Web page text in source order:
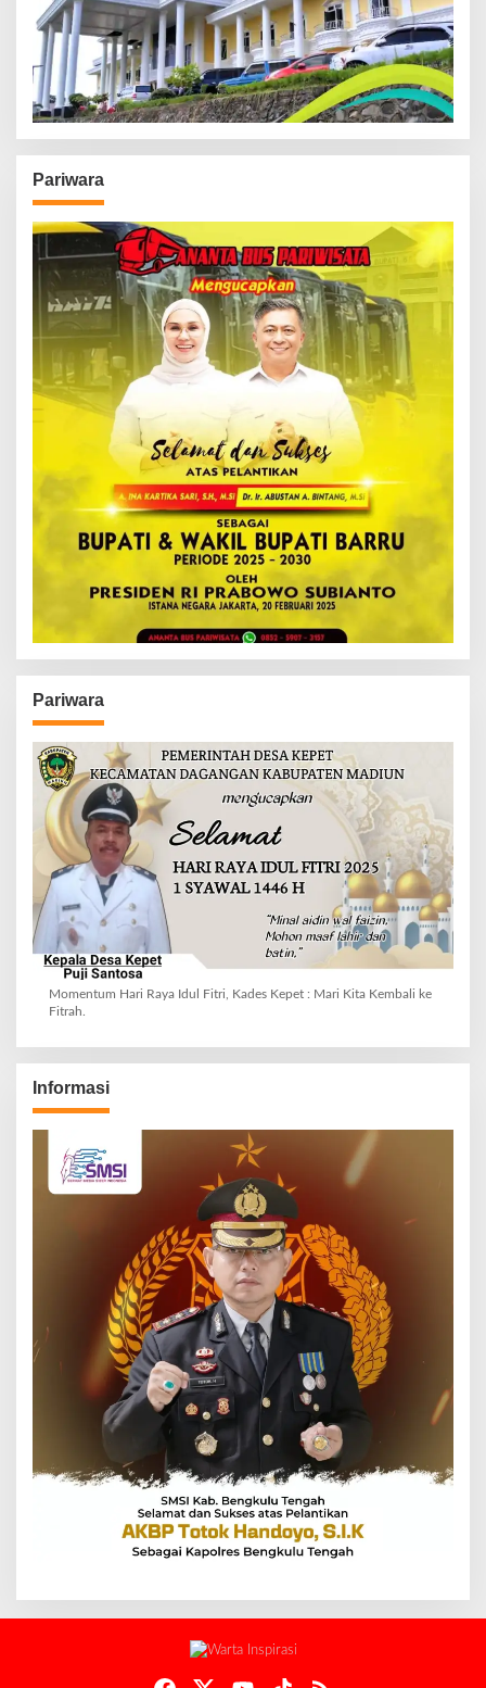
Pariwara
Pariwara
Momentum Hari Raya Idul Fitri, Kades Kepet : Mari Kita Kembali ke
Fitrah.
Informasi